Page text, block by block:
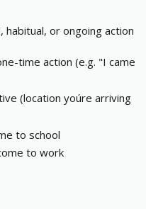
, habitual, or ongoing action
ne-time action (e.g. "I came
ive (location yoúre arriving
e to school
ome to work